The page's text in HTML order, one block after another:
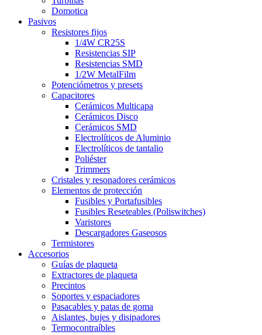
Domotica
Pasivos
Resistores fijos
1/4W CR25S
Resistencias SIP
Resistencias SMD
1/2W MetalFilm
Potenciómetros y presets
Capacitores
Cerámicos Multicapa
Cerámicos Disco
Cerámicos SMD
Electrolíticos de Aluminio
Electrolíticos de tantalio
Poliéster
Trimmers
Cristales y resonadores cerámicos
Elementos de protección
Fusibles y Portafusibles
Fusibles Reseteables (Poliswitches)
Varistores
Descargadores Gaseosos
Termistores
Accesorios
Guías de plaqueta
Extractores de plaqueta
Precintos
Soportes y espaciadores
Pasacables y patas de goma
Aislantes, bujes y disipadores
Termocontraíbles